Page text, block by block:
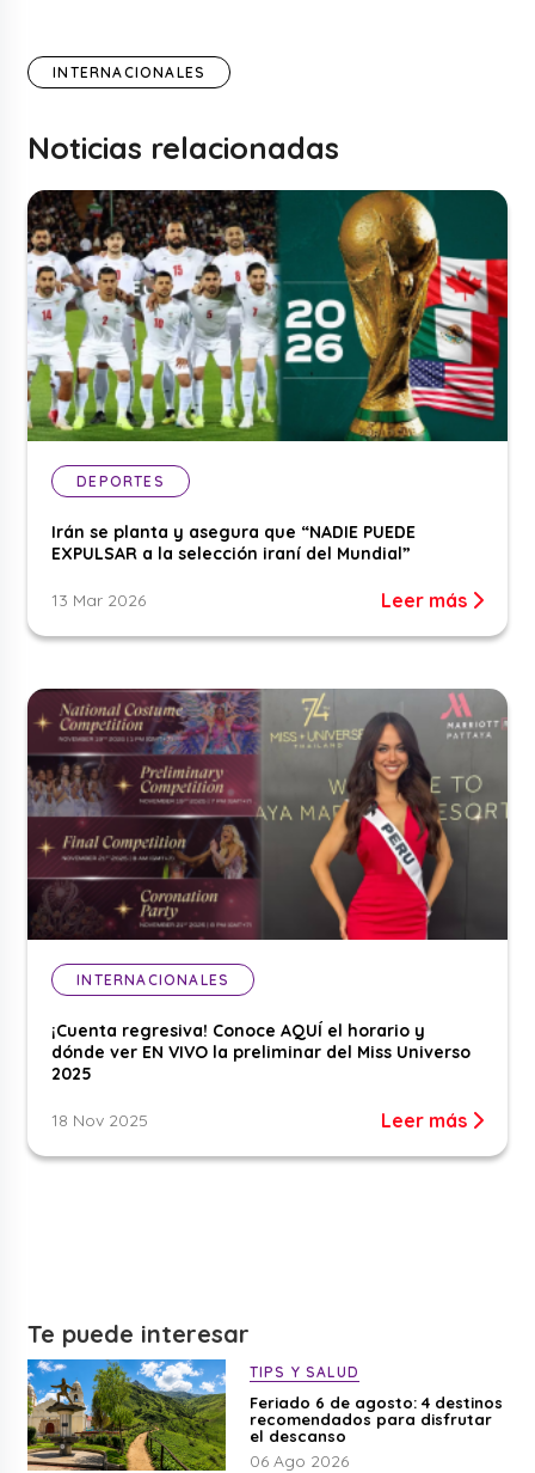
INTERNACIONALES
Noticias relacionadas
DEPORTES
Irán se planta y asegura que “NADIE PUEDE
EXPULSAR a la selección iraní del Mundial”
13 Mar 2026 Leer más
INTERNACIONALES
¡Cuenta regresiva! Conoce AQUÍ el horario y
dónde ver EN VIVO la preliminar del Miss Universo
2025
18 Nov 2025 Leer más
Te puede interesar
TIPS Y SALUD
Feriado 6 de agosto: 4 destinos
recomendados para disfrutar
el descanso
06 Ago 2026